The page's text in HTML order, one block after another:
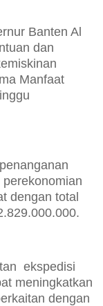
Banten Al
dan
Manfaat
dengan total
ekspedisi
meningkatkan
dengan